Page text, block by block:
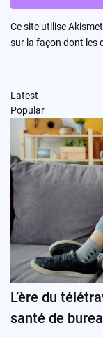
Ce site utilise
sur la façon dont les
Latest
Popular
L’ère du
santé de